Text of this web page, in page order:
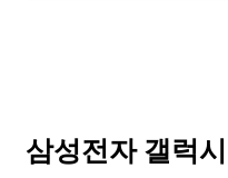
삼성전자 갤럭